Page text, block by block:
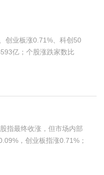
创业板涨0.71%、科创50
亿；个股涨跌家数比
早盘前半小...
指最终收涨，但市场内部
，创业板指涨0.71%；